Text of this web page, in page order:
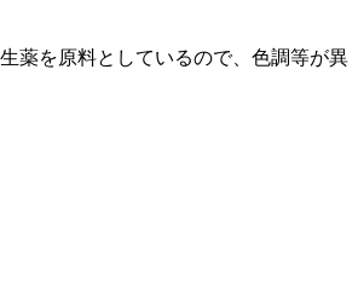
薬を原料としているので、色調等が異